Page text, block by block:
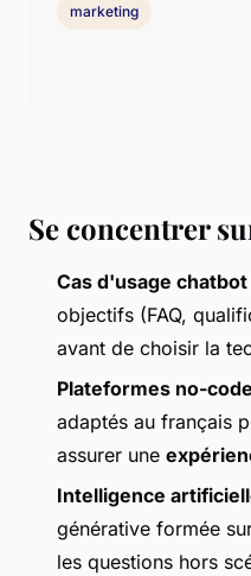
Se concentrer
Cas d'usage chatbot
objectifs (FAQ,
avant de choisir la
Plateformes no-code
adaptés au français
assurer une
Intelligence
générative formée
les questions hors
marketing